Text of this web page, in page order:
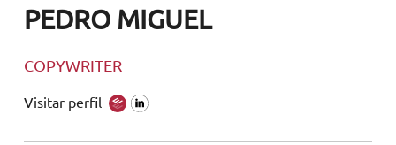
PEDRO MIGUEL
COPYWRITER
Visitar perfil